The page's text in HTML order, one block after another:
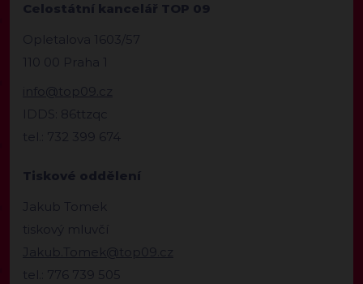
Celostátní kancelář TOP 09
Opletalova 1603/57
110 00 Praha 1
info@top09.cz
IDDS: 86ttzqc
tel.: 732 399 674
Tiskové oddělení
Jakub Tomek
tiskový mluvčí
Jakub.Tomek@top09.cz
tel.: 776 739 505